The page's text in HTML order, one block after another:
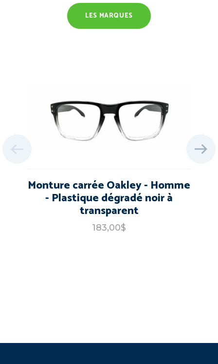
LES MARQUES
Monture carrée Oakley - Homme
- Plastique dégradé noir à
transparent
183,00$